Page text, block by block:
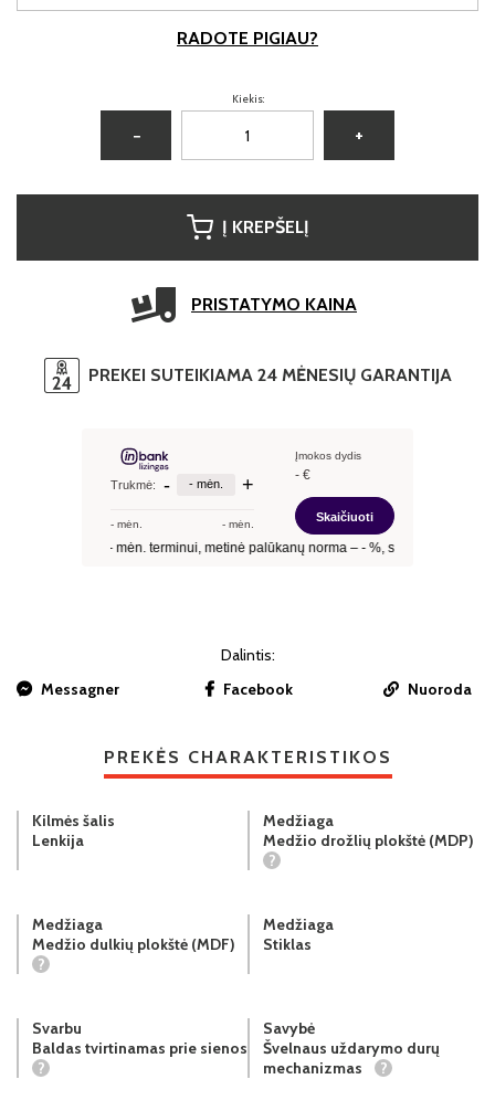
RADOTE PIGIAU?
Kiekis:
− +
Į KREPŠELĮ
PRISTATYMO KAINA
PREKEI SUTEIKIAMA 24 MĖNESIŲ GARANTIJA
Dalintis:
Messagner
Facebook Nuoroda
PREKĖS CHARAKTERISTIKOS
Kilmės šalis
Lenkija
Medžiaga
Medžio drožlių plokštė (MDP)
?
Medžiaga
Medžio dulkių plokštė (MDF)
?
Medžiaga
Stiklas
Svarbu
Baldas tvirtinamas prie sienos
?
Savybė
Švelnaus uždarymo durų
mechanizmas
?